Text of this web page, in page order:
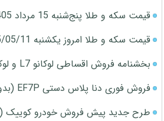
قیمت سکه و طلا پنج‌شنبه 15 مرداد 1405
قیمت سکه و طلا امروز یکشنبه 1405/05/11
بخشنامه فروش اقساطی لوکانو L7 و لوکانو L8 (مرداد 1405)
فروش فوری دنا پلاس دستی EF7P (بدون قرعه کشی)
طرح جدید پیش فروش خودرو کوییک